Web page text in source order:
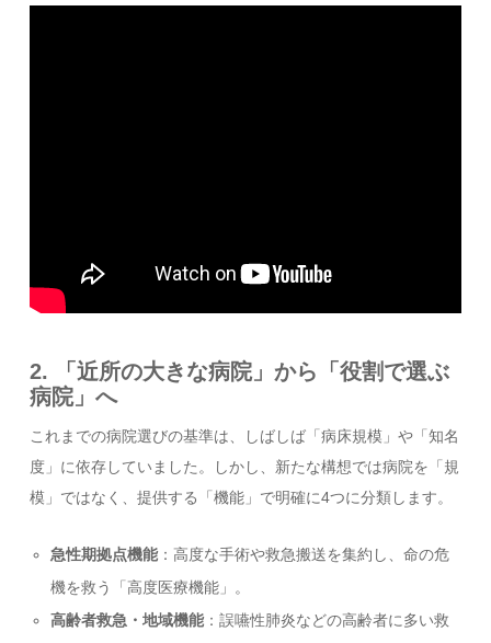
2. 「近所の大きな病院」から「役割で選ぶ
病院」へ
これまでの病院選びの基準は、しばしば「病床規模」や「知名
度」に依存していました。しかし、新たな構想では病院を「規
模」ではなく、提供する「機能」で明確に4つに分類します。
急性期拠点機能：高度な手術や救急搬送を集約し、命の危
機を救う「高度医療機能」。
高齢者救急・地域機能：誤嚥性肺炎などの高齢者に多い救